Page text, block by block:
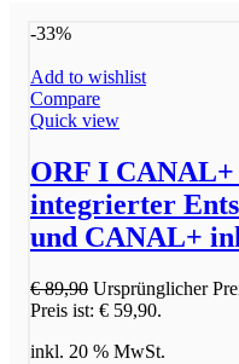
-33%
Add to wishlist
Compare
Quick view
ORF I
integrierter
und CANAL+
€89,90 Ursprünglicher
Preis ist: € 59,90.
inkl. 20 % MwSt.